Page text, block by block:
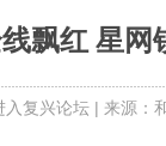
飘红 星网
入复兴论坛| 来源：